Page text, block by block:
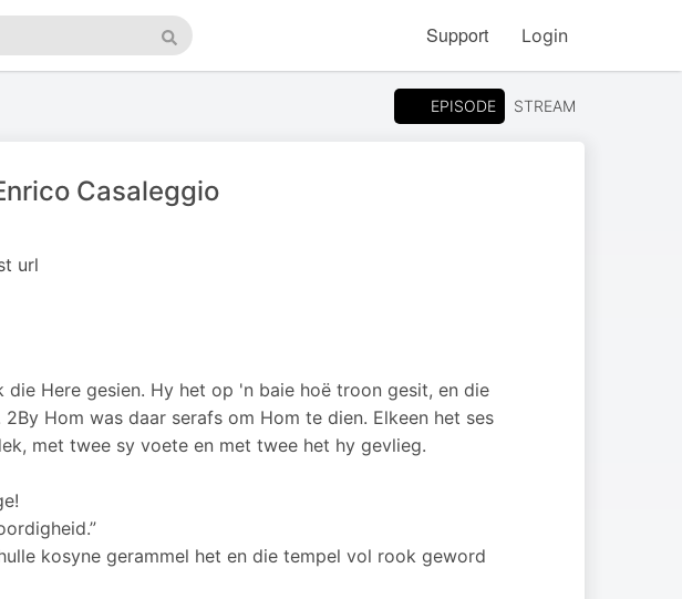
Search
Support Login
EPISODE STREAM
Casaleggio
url
die Here gesien. Hy het op 'n baie hoë troon gesit, en die
Hom was daar serafs om Hom te dien. Elkeen het ses
met twee sy voete en met twee het hy gevlieg.
kosyne gerammel het en die tempel vol rook geword